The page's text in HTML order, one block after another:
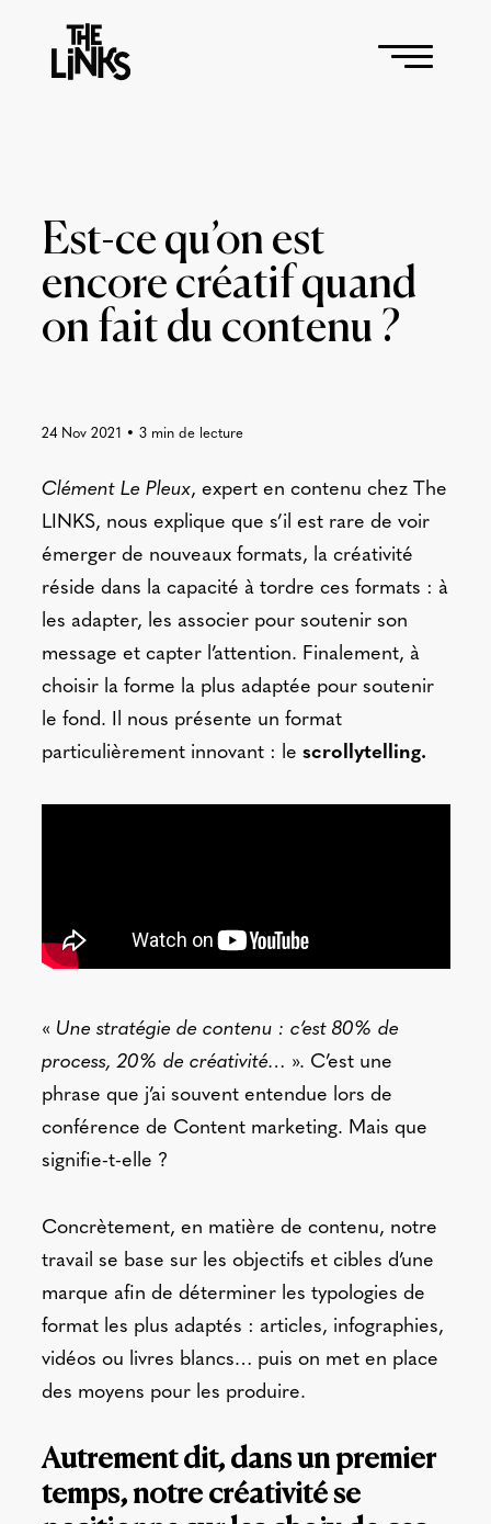
Est-ce qu’on est
encore créatif quand
on fait du contenu ?
24 Nov 2021 • 3 min de lecture
Clément Le Pleux, expert en contenu chez The
LINKS, nous explique que s’il est rare de voir
émerger de nouveaux formats, la créativité
réside dans la capacité à tordre ces formats : à
les adapter, les associer pour soutenir son
message et capter l’attention. Finalement, à
choisir la forme la plus adaptée pour soutenir
le fond. Il nous présente un format
particulièrement innovant : le scrollytelling.
« Une stratégie de contenu : c’est 80% de
process, 20% de créativité… ». C’est une
phrase que j’ai souvent entendue lors de
conférence de Content marketing. Mais que
signifie-t-elle ?
Concrètement, en matière de contenu, notre
travail se base sur les objectifs et cibles d’une
marque afin de déterminer les typologies de
format les plus adaptés : articles, infographies,
vidéos ou livres blancs… puis on met en place
des moyens pour les produire.
Autrement dit, dans un premier
temps, notre créativité se